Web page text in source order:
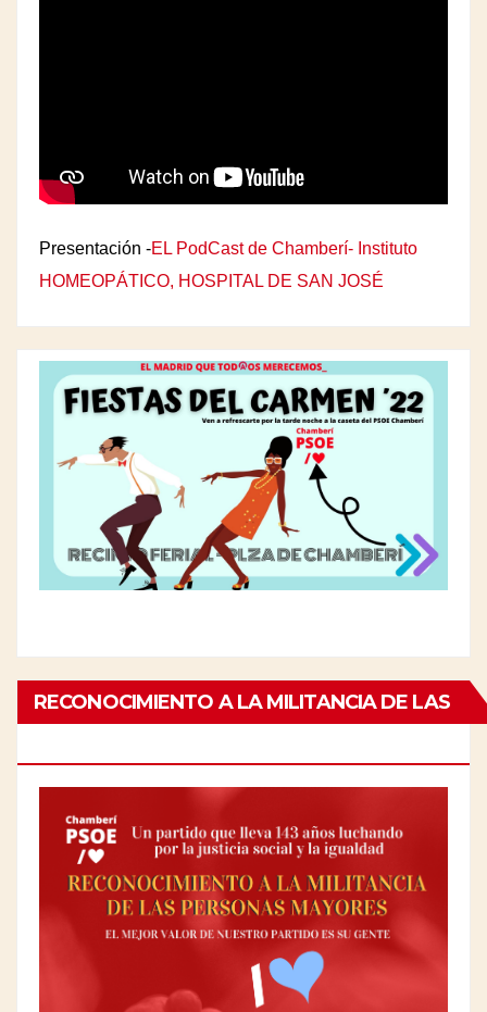
Presentación -EL PodCast de Chamberí- Instituto
HOMEOPÁTICO, HOSPITAL DE SAN JOSÉ
RECONOCIMIENTO A LA MILITANCIA DE LAS